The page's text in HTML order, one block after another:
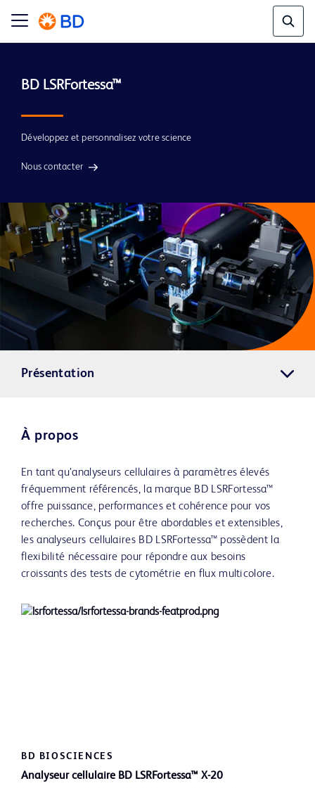
BD LSRFortessa™
Développez et personnalisez votre science
Nous contacter
Présentation
À propos
En tant qu’analyseurs cellulaires à paramètres élevés
fréquemment référencés, la marque BD LSRFortessa™
offre puissance, performances et cohérence pour vos
recherches. Conçus pour être abordables et extensibles,
les analyseurs cellulaires BD LSRFortessa™ possèdent la
flexibilité nécessaire pour répondre aux besoins
croissants des tests de cytométrie en flux multicolore.
BD BIOSCIENCES
Analyseur cellulaire BD LSRFortessa™ X-20